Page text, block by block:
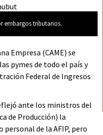
embargos tributarios.
Empresa (CAME) se
pymes de todo el país y
Federal de Ingresos
ante los ministros del
de Producción) la
de la AFIP, pero